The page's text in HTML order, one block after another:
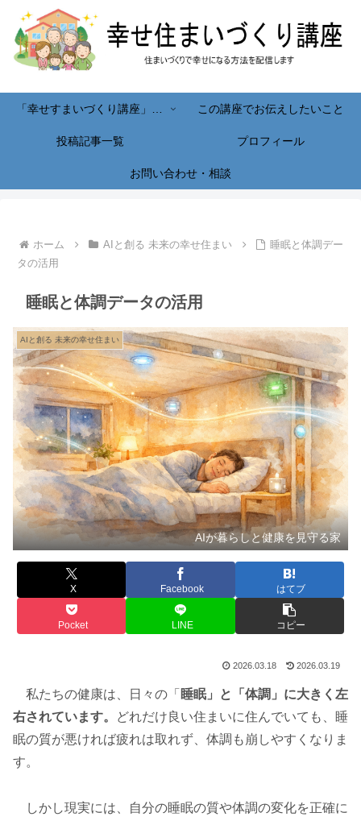
この講座でお伝えしたいこと
投稿記事一覧 プロフィール
お問い合わせ・相談
ホーム AIと創る 未来の幸せ住まい
睡眠と体調デー
タの活用
睡眠と体調データの活用
AIと創る 未来の幸せ住まい
AIが暮らしと健康を見守る家
X Facebook はてブ
Pocket LINE コピー
2026.03.18 2026.03.19
私たちの健康は、日々の「 睡眠」と「体調」に大きく左
右されています。
どれだけ良い住まいに住んでいても、睡
眠の質が悪ければ疲れは取れず、体調も崩しやすくなりま
す。
しかし現実には、自分の睡眠の質や体調の変化を正確に